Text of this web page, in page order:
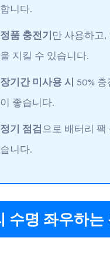
합니다.
정품 충전기 만 사용하고
을 지킬 수 있습니다.
장기간 미사용 시 50%
이 좋습니다.
정기 점검 으로 배터리
습니다.
수명 좌우하는